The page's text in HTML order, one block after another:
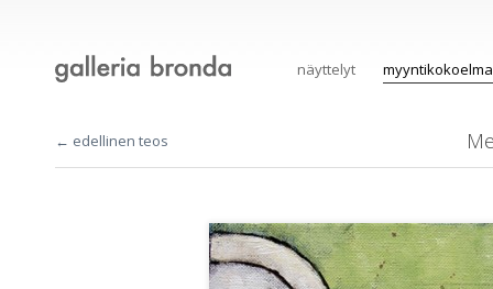
näyttelyt myyntikokoelma
← edellinen teos